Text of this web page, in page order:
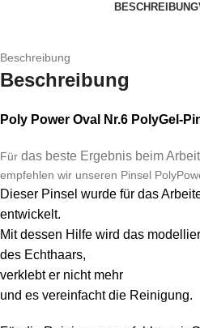
BESCHREIBUNG
Beschreibung
Beschreibung
Poly Power Oval Nr.6 PolyGel-
Für das beste Ergebnis beim
empfehlen wir unseren Pinsel
Dieser Pinsel wurde für das
entwickelt.
Mit dessen Hilfe wird das
des Echthaars,
verklebt er nicht mehr
und es vereinfacht die Reinigung.